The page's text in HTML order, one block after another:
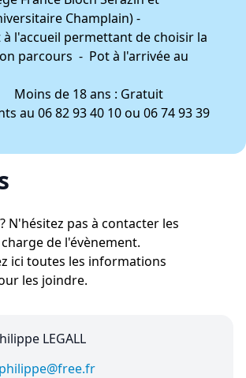
Champlain) -
à l'accueil permettant de choisir la
parcours - Pot à l'arrivée au
de 18 ans : Gratuit
au 06 82 93 40 10 ou 06 74 93 39
N'hésitez pas à contacter les
de l'évènement.
ici toutes les informations
les joindre.
LEGALL